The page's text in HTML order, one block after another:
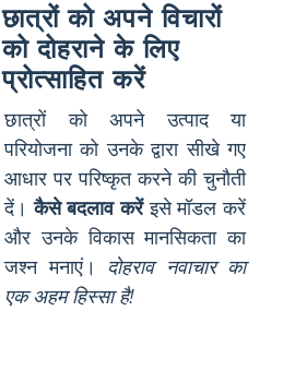
छात्रों को अपने विचारों
को दोहराने के लिए
प्रोत्साहित करें
छात्रों को अपने उत्पाद या
परियोजना को उनके द्वारा सीखे गए
आधार पर परिष्कृत करने की चुनौती
दें।कैसे बदलाव करेंइसे मॉडल करें
और उनके विकास मानसिकता का
जश्न मनाएं। दोहराव नवाचार का
एक अहम हिस्सा है!